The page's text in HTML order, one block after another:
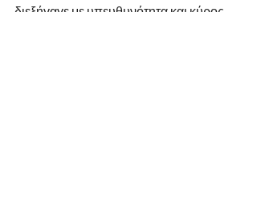
διεξήγαγε με υπευθυνότητα και κύρος